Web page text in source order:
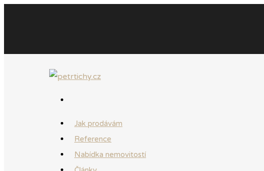
Jak prodávám
Reference
Nabídka nemovitostí